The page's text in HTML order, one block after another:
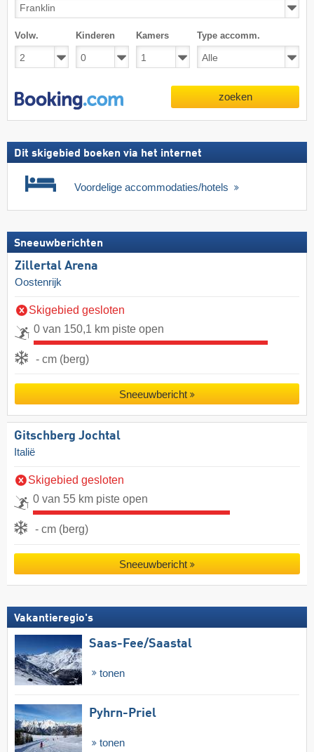
Volw. Kinderen Kamers Type accomm.
zoeken
Dit skigebied boeken via het internet
Voordelige accommodaties/hotels
Sneeuwberichten
Zillertal Arena
Oostenrijk
Skigebied gesloten
0 van 150,1 km piste open
- cm (berg)
Sneeuwbericht
Gitschberg Jochtal
Italië
Skigebied gesloten
0 van 55 km piste open
- cm (berg)
Sneeuwbericht
Vakantieregio's
Saas-Fee/​Saastal
tonen
Pyhrn-Priel
tonen